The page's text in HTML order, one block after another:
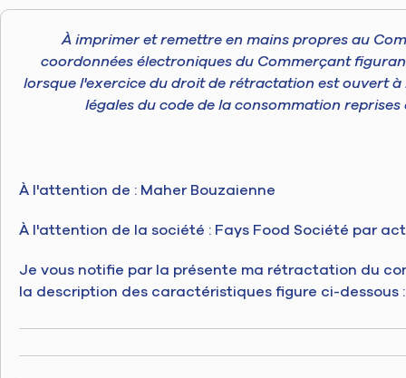
À imprimer et remettre en mains propres au
coordonnées électroniques du Commerçant figurant
lorsque l'exercice du droit de rétractation est ouvert
légales du code de la consommation
À l'attention de : Maher Bouzaienne
À l'attention de la société : Fays Food Société par
Je vous notifie par la présente ma rétractation du
la description des caractéristiques figure ci-dessous :